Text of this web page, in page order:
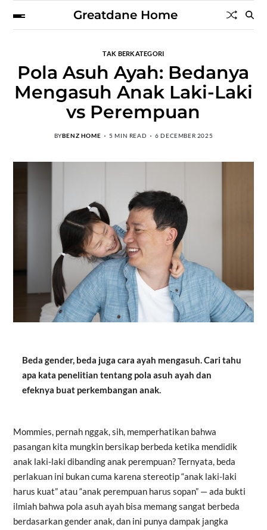
Greatdane Home
TAK BERKATEGORI
Pola Asuh Ayah: Bedanya
Mengasuh Anak Laki-Laki
vs Perempuan
BYBENZ HOME 5 MIN READ 6 DECEMBER 2025
Beda gender, beda juga cara ayah mengasuh. Cari tahu
apa kata penelitian tentang pola asuh ayah dan
efeknya buat perkembangan anak.
Mommies, pernah nggak, sih, memperhatikan bahwa
pasangan kita mungkin bersikap berbeda ketika mendidik
anak laki-laki dibanding anak perempuan? Ternyata, beda
perlakuan ini bukan cuma karena stereotip “anak laki-laki
harus kuat” atau “anak perempuan harus sopan” — ada bukti
ilmiah bahwa pola asuh ayah bisa memang sangat berbeda
berdasarkan gender anak, dan ini punya dampak jangka